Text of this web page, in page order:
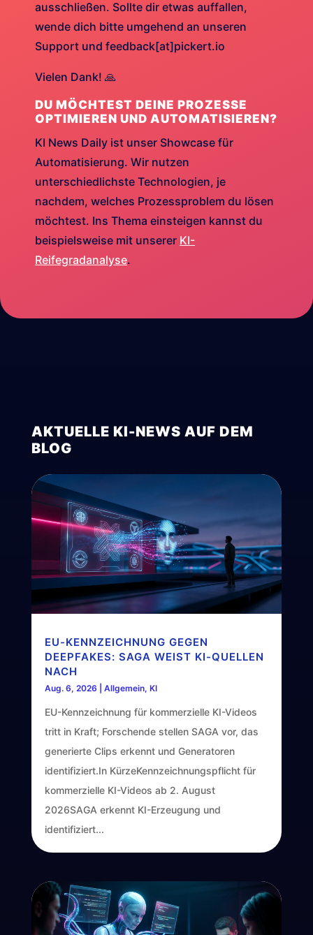
ausschließen. Sollte dir etwas auffallen,
wende dich bitte umgehend an unseren
Support und feedback[at]pickert.io
Vielen Dank! 🙏
DU MÖCHTEST DEINE PROZESSE
OPTIMIEREN UND AUTOMATISIEREN?
KI News Daily ist unser Showcase für
Automatisierung. Wir nutzen
unterschiedlichste Technologien, je
nachdem, welches Prozessproblem du lösen
möchtest. Ins Thema einsteigen kannst du
beispielsweise mit unserer KI-
Reifegradanalyse.
AKTUELLE KI-NEWS AUF DEM
BLOG
EU-KENNZEICHNUNG GEGEN
DEEPFAKES: SAGA WEIST KI-QUELLEN
NACH
Aug. 6, 2026 Allgemein, KI
EU-Kennzeichnung für kommerzielle KI-Videos
tritt in Kraft; Forschende stellen SAGA vor, das
generierte Clips erkennt und Generatoren
identifiziert.In KürzeKennzeichnungspflicht für
kommerzielle KI-Videos ab 2. August
2026SAGA erkennt KI-Erzeugung und
identifiziert...